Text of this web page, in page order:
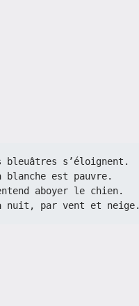
bleuâtres s’éloignent.
est pauvre.
entend aboyer le chien.
nuit, par vent et neige.